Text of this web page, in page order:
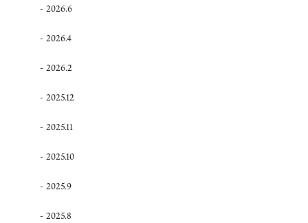
2026.6
2026.4
2026.2
2025.12
2025.11
2025.10
2025.9
2025.8